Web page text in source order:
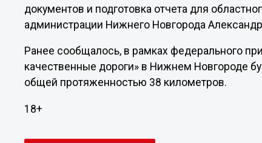
документов и подготовка отчета для
администрации Нижнего Новгорода
Ранее сообщалось, в рамках федерального
качественные дороги» в Нижнем Новгороде
общей протяженностью 38 километров.
18+